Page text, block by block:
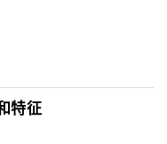
特征